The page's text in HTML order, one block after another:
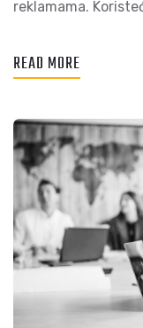
reklamama.
READ MORE